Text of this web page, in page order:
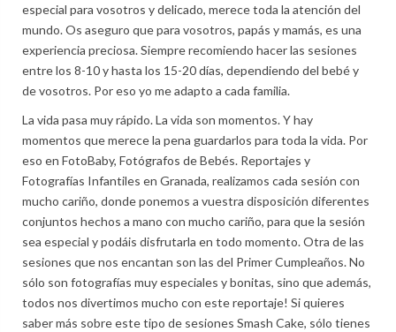
especial para vosotros y delicado, merece toda la atención del
mundo. Os aseguro que para vosotros, papás y mamás, es una
experiencia preciosa. Siempre recomiendo hacer las sesiones
entre los 8-10 y hasta los 15-20 días, dependiendo del bebé y
de vosotros. Por eso yo me adapto a cada familia.
La vida pasa muy rápido. La vida son momentos. Y hay
momentos que merece la pena guardarlos para toda la vida. Por
eso en FotoBaby, Fotógrafos de Bebés. Reportajes y
Fotografías Infantiles en Granada, realizamos cada sesión con
mucho cariño, donde ponemos a vuestra disposición diferentes
conjuntos hechos a mano con mucho cariño, para que la sesión
sea especial y podáis disfrutarla en todo momento. Otra de las
sesiones que nos encantan son las del Primer Cumpleaños. No
sólo son fotografías muy especiales y bonitas, sino que además,
todos nos divertimos mucho con este reportaje! Si quieres
saber más sobre este tipo de sesiones Smash Cake, sólo tienes